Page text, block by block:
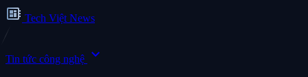
developer_board Tech Việt News
Tin tức công nghệ expand_more